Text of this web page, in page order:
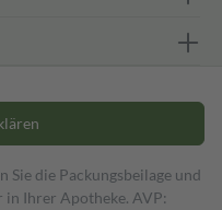
Sie die Packungsbeilage und
Ihrer Apotheke. AVP: